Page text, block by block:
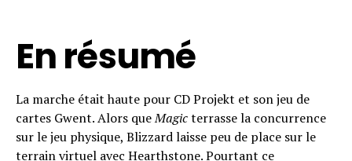
En résumé
La marche était haute pour CD Projekt et son jeu de
cartes Gwent. Alors queMagicterrasse la concurrence
sur le jeu physique, Blizzard laisse peu de place sur le
terrain virtuel avec Hearthstone. Pourtant ce